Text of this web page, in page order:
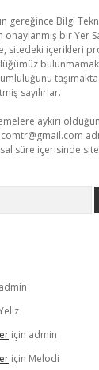
gereğince Bilgi
onaylanmış bir Yer
sitedeki içerikleri
sayılırlar.
aykırı
süre içerisinde
admin
için admin
için Melodi